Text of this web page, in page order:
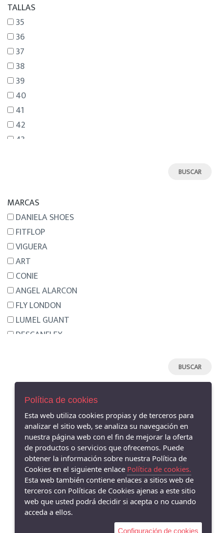
TALLAS
35
36
37
38
39
40
41
42
43
MARCAS
DANIELA SHOES
FITFLOP
VIGUERA
ART
CONIE
ANGEL ALARCON
FLY LONDON
LUMEL GUANT
DESCANFLEX
HANNIBAL LAGUNA
MENBUR
CLARA RUBIO
CALLAGHAN
AURELIAS
DRUCKER
GAIMO
PIESANTO
DANSI
AVISO LEGAL
POLÍTICA DE COOKIES
ENVÍOS Y DEVOLUCIONES
PAGO SEGURO
Política de cookies
Esta web utiliza cookies propias y de terceros para
analizar el sitio web, se analiza su navegación en
nuestra página web con el fin de mejorar la oferta
de productos o servicios que ofrecemos. Puede
obtener la información sobre nuestra Política de
Cookies en el siguiente enlace Política de cookies.
Esta web también contiene enlaces a sitios web de
terceros con Políticas de Cookies ajenas a este sitio
web que usted podrá decidir si acepta o no cuando
acceda a ellos.
Configuración de cookies